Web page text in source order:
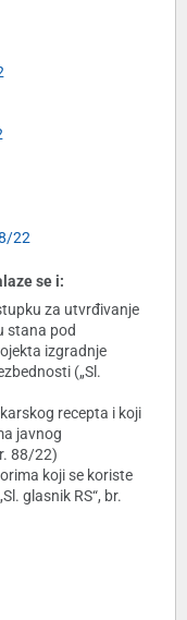
22
se i:
za utvrđivanje
stana pod
izgradnje
(„Sl.
recepta i koji
javnog
88/22)
koji se koriste
glasnik RS“, br.